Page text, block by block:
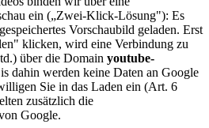
ein („Zwei-Klick-Lösung"): Es
Vorschaubild geladen. Erst
klicken, wird eine Verbindung zu
über die Domain youtube-
dahin werden keine Daten an Google
Sie in das Laden ein (Art. 6
zusätzlich die
Google.